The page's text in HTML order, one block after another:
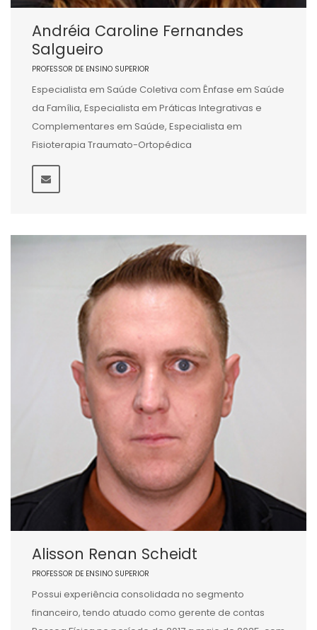
Andréia Caroline Fernandes
Salgueiro
PROFESSOR DE ENSINO SUPERIOR
Especialista em Saúde Coletiva com Ênfase em Saúde
da Família, Especialista em Práticas Integrativas e
Complementares em Saúde, Especialista em
Fisioterapia Traumato-Ortopédica
Alisson Renan Scheidt
PROFESSOR DE ENSINO SUPERIOR
Possui experiência consolidada no segmento
financeiro, tendo atuado como gerente de contas